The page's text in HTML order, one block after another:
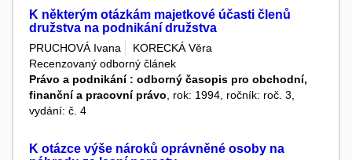
K některým otázkám majetkové účasti členů
družstva na podnikání družstva
PRUCHOVÁ Ivana
KORECKÁ Věra
Recenzovaný odborný článek
Právo a podnikání : odborný časopis pro obchodní,
finanční a pracovní právo , rok: 1994, ročník: roč. 3,
vydání: č. 4
K otázce výše nároků oprávněné osoby na